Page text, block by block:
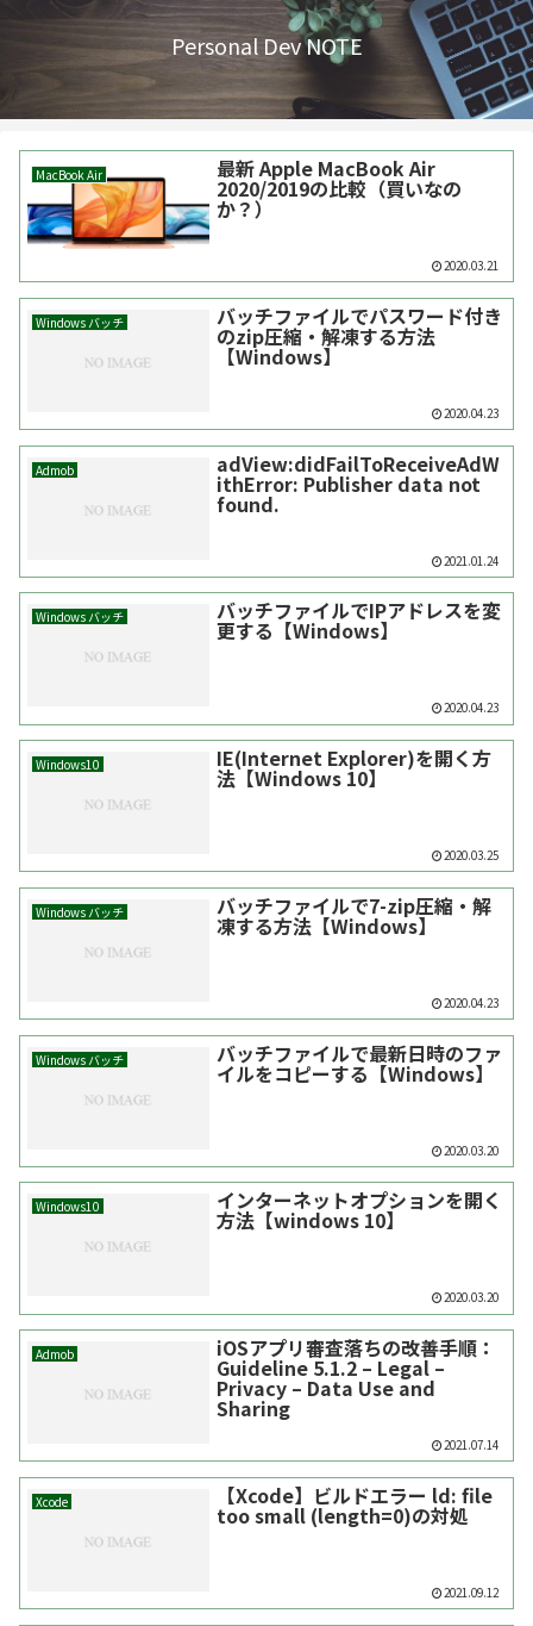
Personal Dev NOTE
MacBook Air 最新 Apple MacBook Air
2020/2019の比較（買いなの
か？）
2020.03.21
Windows バッチ バッチファイルでパスワード付き
のzip圧縮・解凍する方法
【Windows】
2020.04.23
Admob adView:didFailToReceiveAdW
ithError: Publisher data not
found.
2021.01.24
Windows バッチ バッチファイルでIPアドレスを変
更する【Windows】
2020.04.23
Windows10 IE(Internet Explorer)を開く方
法【Windows 10】
2020.03.25
Windows バッチ バッチファイルで7-zip圧縮・解
凍する方法【Windows】
2020.04.23
Windows バッチ バッチファイルで最新日時のファ
イルをコピーする【Windows】
2020.03.20
Windows10 インターネットオプションを開く
方法【windows 10】
2020.03.20
Admob iOSアプリ審査落ちの改善手順：
Guideline 5.1.2 – Legal –
Privacy – Data Use and
Sharing
2021.07.14
Xcode 【Xcode】ビルドエラー ld: file
too small (length=0)の対処
2021.09.12